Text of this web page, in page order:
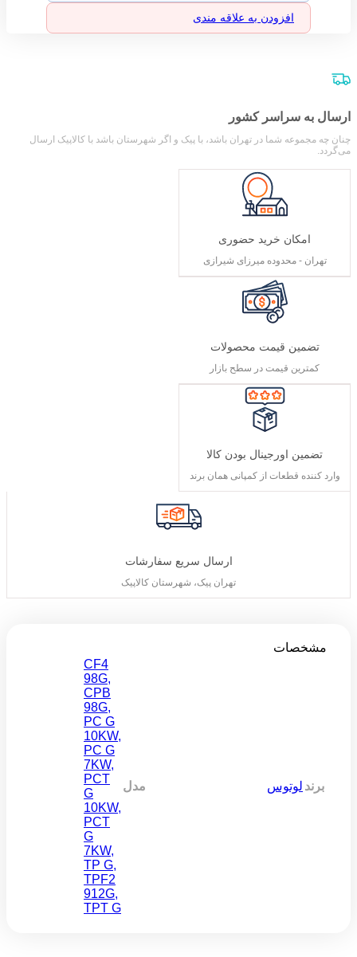
افزودن به علاقه مندی
ارسال به سراسر کشور
چنان چه مجموعه شما در تهران باشد، با پیک و اگر شهرستان باشد با کالاپیک ارسال
می‌گردد.
امکان خرید حضوری
تهران - محدوده میرزای شیرازی
تضمین قیمت محصولات
کمترین قیمت در سطح بازار
تضمین اورجینال بودن کالا
وارد کننده قطعات از کمپانی همان برند
ارسال سریع سفارشات
تهران پیک، شهرستان کالاپیک
مشخصات
برند لوتوس مدل
CF4
98G,
CPB
98G,
PC G
10KW,
PC G
7KW,
PCT
G
10KW,
PCT
G
7KW,
TP G,
TPF2
912G,
TPT G